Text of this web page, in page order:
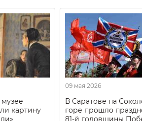
картину
09 мая 2026
В Саратове на
горе прошло
81-й годовщины